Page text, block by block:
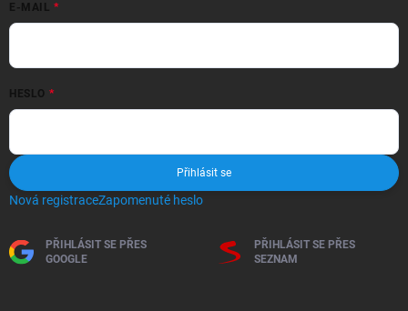
E-MAIL
HESLO
Přihlásit se
Nová registraceZapomenuté heslo
PŘIHLÁSIT SE PŘES
GOOGLE
PŘIHLÁSIT SE PŘES
SEZNAM